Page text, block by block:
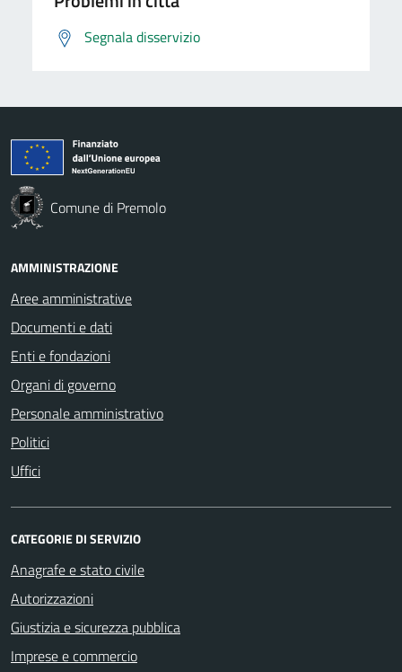
Segnala disservizio
Comune di Premolo
AMMINISTRAZIONE
Aree amministrative
Documenti e dati
Enti e fondazioni
Organi di governo
Personale amministrativo
Politici
Uffici
CATEGORIE DI SERVIZIO
Anagrafe e stato civile
Autorizzazioni
Giustizia e sicurezza pubblica
Imprese e commercio